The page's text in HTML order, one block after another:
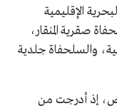
الإقليمية
صقرية المنقار،
والسلحفاة جلدية
إذ أدرجت من